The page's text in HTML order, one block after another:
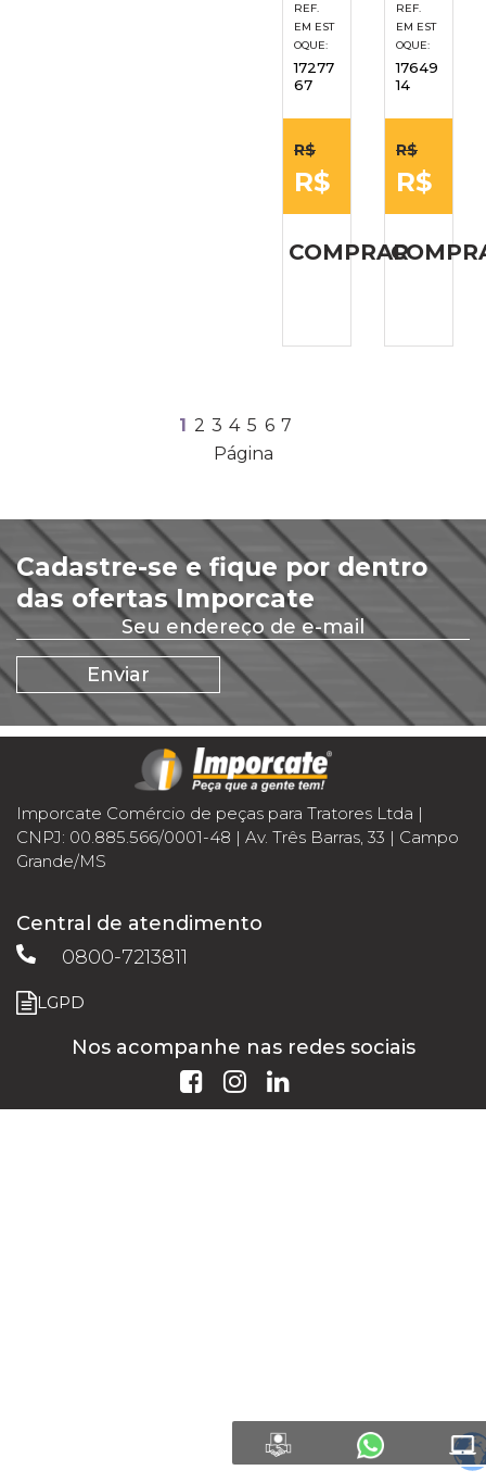
REF.
EM EST
OQUE:
17277
67
R$
R$
COMPRAR
REF.
EM EST
OQUE:
17649
14
R$
R$
1 2 3 4 5 6 7
Página
Cadastre-se e fique por dentro
das ofertas Imporcate
Imporcate Comércio de peças para Tratores Ltda |
CNPJ: 00.885.566/0001-48 | Av. Três Barras, 33 | Campo
Grande/MS
Central de atendimento
0800-7213811
LGPD
Nos acompanhe nas redes sociais